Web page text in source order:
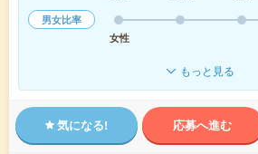
男女比率
女性
もっと見る
気になる! 応募へ進む